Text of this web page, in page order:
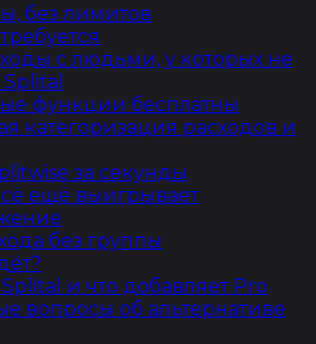
без лимитов
с людьми, у которых не
функции бесплатны
категоризация расходов и
за секунды
ещё выигрывает
без группы
и что добавляет Pro
вопросы об альтернативе